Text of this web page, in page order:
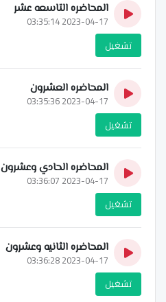
المحاضره التاسعه عشر
2023-04-17 03:35:14
تشغيل
المحاضره العشرون
2023-04-17 03:35:36
تشغيل
المحاضره الحادي وعشرون
2023-04-17 03:36:07
تشغيل
المحاضره الثانيه وعشرون
2023-04-17 03:36:28
تشغيل